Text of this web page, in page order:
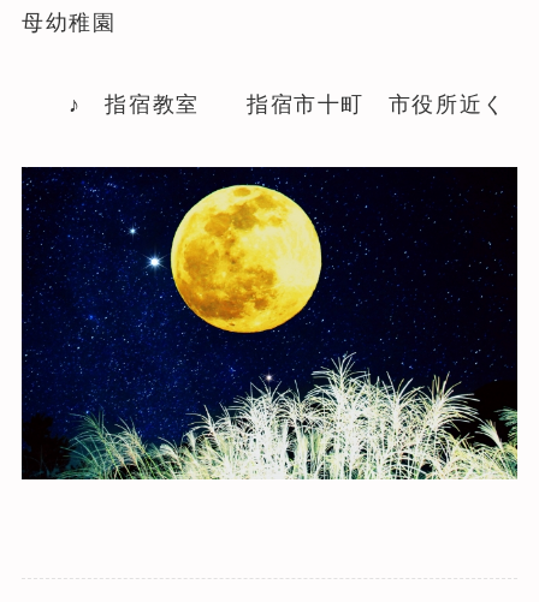
母幼稚園
♪ 指宿教室 指宿市十町 市役所近く